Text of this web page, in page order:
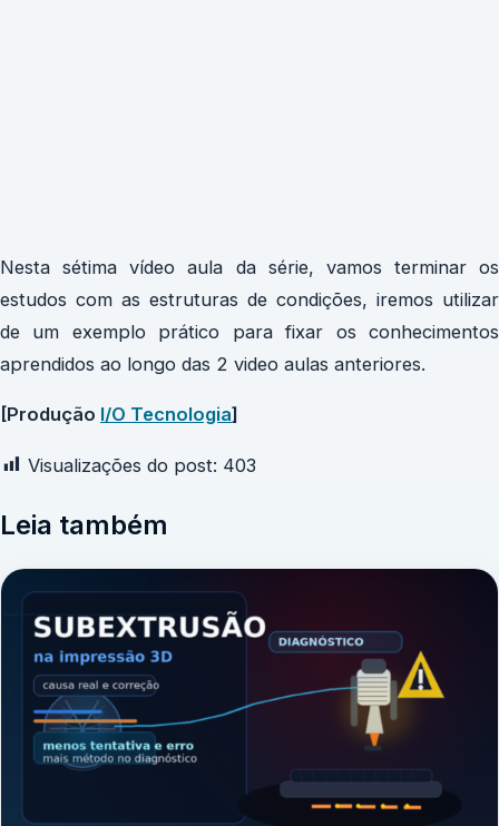
Nesta sétima vídeo aula da série, vamos terminar os
estudos com as estruturas de condições, iremos utilizar
de um exemplo prático para fixar os conhecimentos
aprendidos ao longo das 2 video aulas anteriores.
[Produção I/O Tecnologia]
Visualizações do post: 403
Leia também